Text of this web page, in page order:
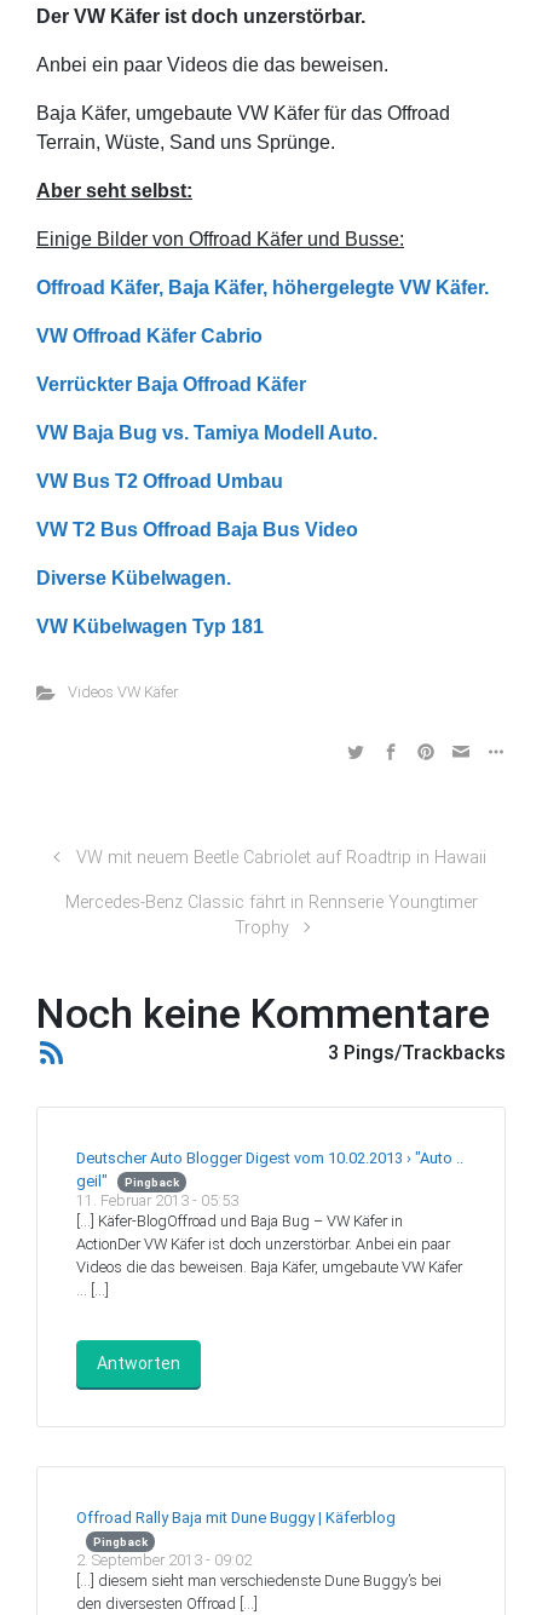
Der VW Käfer ist doch unzerstörbar.
Anbei ein paar Videos die das beweisen.
Baja Käfer, umgebaute VW Käfer für das Offroad
Terrain, Wüste, Sand uns Sprünge.
Aber seht selbst:
Einige Bilder von Offroad Käfer und Busse:
Offroad Käfer, Baja Käfer, höhergelegte VW Käfer.
VW Offroad Käfer Cabrio
Verrückter Baja Offroad Käfer
VW Baja Bug vs. Tamiya Modell Auto.
VW Bus T2 Offroad Umbau
VW T2 Bus Offroad Baja Bus Video
Diverse Kübelwagen.
VW Kübelwagen Typ 181
Videos VW Käfer
VW mit neuem Beetle Cabriolet auf Roadtrip in Hawaii
Mercedes-Benz Classic fährt in Rennserie Youngtimer
Trophy
Noch keine Kommentare
3 Pings/Trackbacks
Deutscher Auto Blogger Digest vom 10.02.2013 › "Auto ..
geil"
Pingback
11. Februar 2013 - 05:53
[…] Käfer-BlogOffroad und Baja Bug – VW Käfer in
ActionDer VW Käfer ist doch unzerstörbar. Anbei ein paar
Videos die das beweisen. Baja Käfer, umgebaute VW Käfer
… […]
Antworten
Offroad Rally Baja mit Dune Buggy | Käferblog
Pingback
2. September 2013 - 09:02
[…] diesem sieht man verschiedenste Dune Buggy’s bei
den diversesten Offroad […]